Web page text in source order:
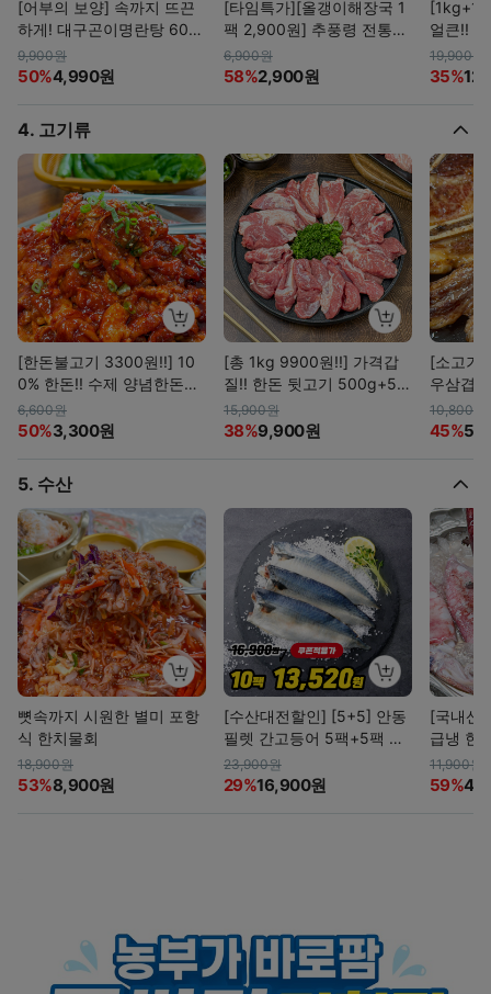
[어부의 보양] 속까지 뜨끈
하게! 대구곤이명란탕 600
g
9,900원
50%4,990원
[타임특가][올갱이해장국 1
팩 2,900원] 추풍령 전통방
식 진한맛!
6,900원
58%2,900원
얼큰!!
2팩
19,900원
35%
4. 고기류
[한돈불고기 3300원!!] 10
0% 한돈!! 수제 양념한돈불
고기 2종 (고추장/간장)
6,600원
50%3,300원
[총 1kg 9900원!!] 가격갑
질!! 한돈 뒷고기 500g+50
0g (냉장)
15,900원
38%9,900원
[소고기
우삼겹
(골라담
10,800원
45%
5. 수산
뼛속까지 시원한 별미 포항
식 한치물회
18,900원
53%8,900원
[수산대전할인] [5+5] 안동
필렛 간고등어 5팩+5팩 총
10팩
23,900원
29%16,900원
[국내산
급냉 한
11,900원
59%